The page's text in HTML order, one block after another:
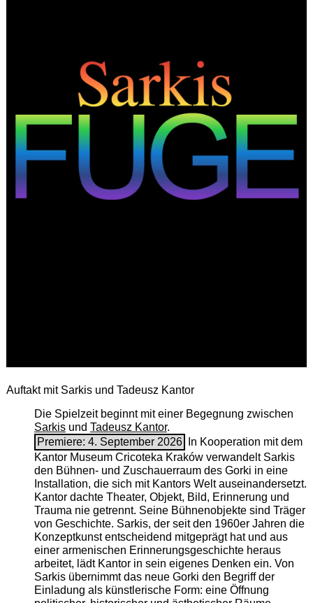
Auftakt mit Sarkis und Tadeusz Kantor
Die Spielzeit beginnt mit einer Begegnung zwischen
Sarkisund Tadeusz Kantor.
Premiere: 4. September 2026
In Kooperation mit dem
Kantor Museum Cricoteka Kraków verwandelt Sarkis
den Bühnen- und Zuschauerraum des Gorki in eine
Installation, die sich mit Kantors Welt auseinandersetzt.
Kantor dachte Theater, Objekt, Bild, Erinnerung und
Trauma nie getrennt. Seine Bühnenobjekte sind Träger
von Geschichte. Sarkis, der seit den 1960er Jahren die
Konzeptkunst entscheidend mitgeprägt hat und aus
einer armenischen ­Erinnerungsgeschichte heraus
arbeitet, lädt Kantor in sein eigenes Denken ein. Von
Sarkis übernimmt das neue Gorki den Begriff der
Einladung als künstlerische Form: eine Öffnung